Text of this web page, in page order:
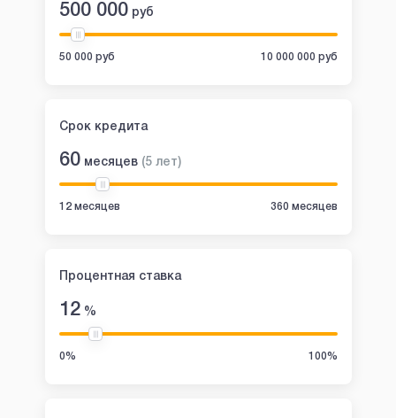
500 000 руб
50 000 руб 10 000 000 руб
Срок кредита
60 месяцев (5 лет)
12 месяцев 360 месяцев
Процентная ставка
12%
0% 100%